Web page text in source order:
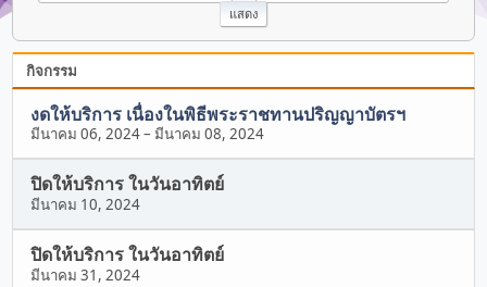
กิจกรรม
งดให้บริการ เนื่องในพิธีพระราชทานปริญญาบัตรฯ
มีนาคม 06, 2024–มีนาคม 08, 2024
ปิดให้บริการ ในวันอาทิตย์
มีนาคม 10, 2024
ปิดให้บริการ ในวันอาทิตย์
มีนาคม 31, 2024